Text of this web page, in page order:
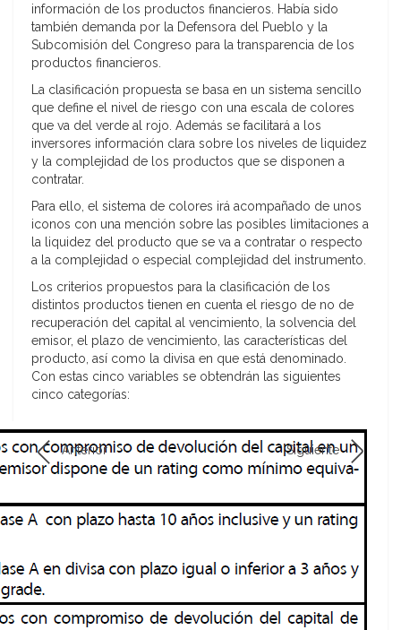
información de los productos financieros. Había sido
también demanda por la Defensora del Pueblo y la
Subcomisión del Congreso para la transparencia de los
productos financieros.
La clasificación propuesta se basa en un sistema sencillo
que define el nivel de riesgo con una escala de colores
que va del verde al rojo. Además se facilitará a los
inversores información clara sobre los niveles de liquidez
y la complejidad de los productos que se disponen a
contratar.
Para ello, el sistema de colores irá acompañado de unos
iconos con una mención sobre las posibles limitaciones a
la liquidez del producto que se va a contratar o respecto
a la complejidad o especial complejidad del instrumento.
Los criterios propuestos para la clasificación de los
distintos productos tienen en cuenta el riesgo de no de
recuperación del capital al vencimiento, la solvencia del
emisor, el plazo de vencimiento, las características del
producto, así como la divisa en que está denominado.
Con estas cinco variables se obtendrán las siguientes
cinco categorías:
Anterior Siguiente